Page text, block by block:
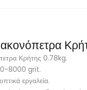
Κρήτης 0.78kg.
8000 grit.
εργαλεία.